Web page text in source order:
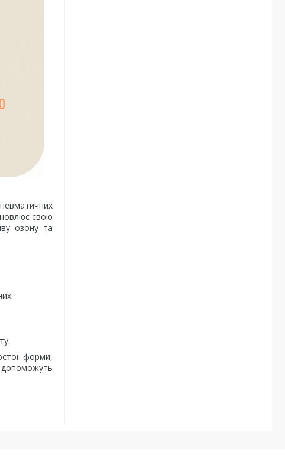
свою
озону та
форми,
допоможуть